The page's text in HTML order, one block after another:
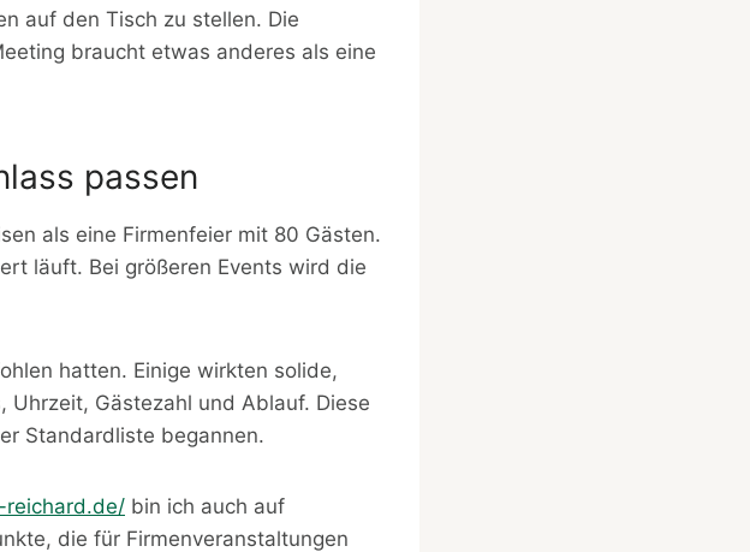
auf den Tisch zu stellen. Die
braucht etwas anderes als eine
passen
als eine Firmenfeier mit 80 Gästen.
läuft. Bei größeren Events wird die
hatten. Einige wirkten solide,
Gästezahl und Ablauf. Diese
Standardliste begannen.
reichard.de/ bin ich auch auf
die für Firmenveranstaltungen